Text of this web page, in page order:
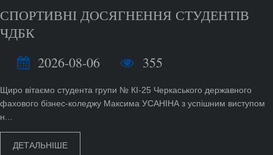
СПОРТИВНІ ДОСЯГНЕННЯ СТУДЕНТІВ
ЧДБК
2026-08-06
355
Щиро вітаємо студента групи № КІ-25 Черкаського державного
фахового бізнес-коледжу Максима УСАНІНА з успішним виступом
н...
ДЕТАЛЬНІШЕ